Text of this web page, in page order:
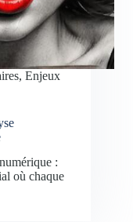
, Enjeux
:
où chaque